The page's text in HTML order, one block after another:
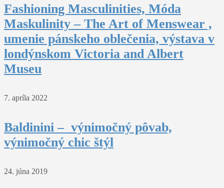
Fashioning Masculinities, Móda
Maskulinity – The Art of Menswear ,
umenie pánskeho oblečenia, výstava v
londýnskom Victoria and Albert
Museu
7. apríla 2022
Baldinini – výnimočný pôvab,
výnimočný chic štýl
24. júna 2019